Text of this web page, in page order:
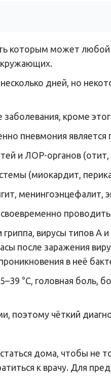
которым может любой
дней, но
кроме
пневмония является
и ЛОР-органов (отит,
(миокардит,
менингоэнцефалит,
проводить
вирусы типов А
после заражения
в неё
°С, головная боль,
поэтому чёткий
дома, чтобы не
к врачу. Для